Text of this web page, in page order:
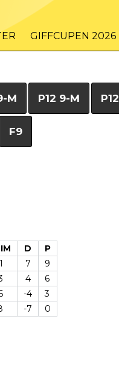
GIFFCUPEN 2026
M P12 9-M
F9
D
P
7
9
4
6
-4
3
-7 0